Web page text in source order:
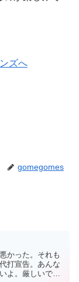
gomegomes
かった。それも
打宣告。あんな
よ。厳しいです